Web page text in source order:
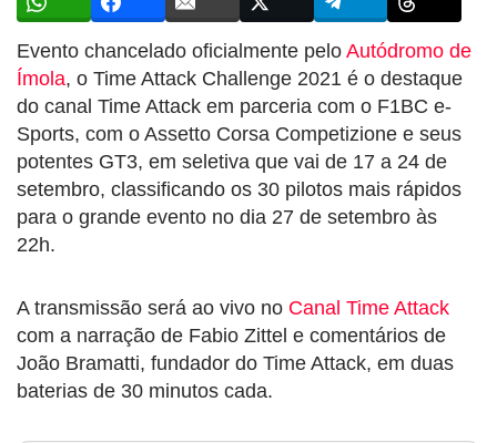
Evento chancelado oficialmente pelo Autódromo de
Ímola, o Time Attack Challenge 2021 é o destaque
do canal Time Attack em parceria com o F1BC e-
Sports, com o Assetto Corsa Competizione e seus
potentes GT3, em seletiva que vai de 17 a 24 de
setembro, classificando os 30 pilotos mais rápidos
para o grande evento no dia 27 de setembro às
22h.
A transmissão será ao vivo no Canal Time Attack
com a narração de Fabio Zittel e comentários de
João Bramatti, fundador do Time Attack, em duas
baterias de 30 minutos cada.